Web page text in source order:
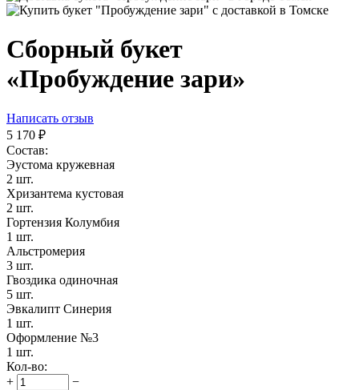
Сборный букет
«Пробуждение зари»
Написать отзыв
5 170 ₽
Состав:
Эустома кружевная
2 шт.
Хризантема кустовая
2 шт.
Гортензия Колумбия
1 шт.
Альстромерия
3 шт.
Гвоздика одиночная
5 шт.
Эвкалипт Синерия
1 шт.
Оформление №3
1 шт.
Кол-во:
+
−